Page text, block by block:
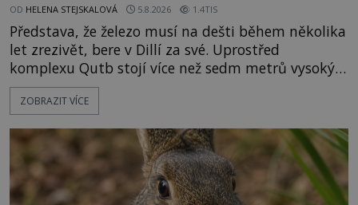
OD HELENA STEJSKALOVÁ 5.8.2026 1.4TIS
Představa, že železo musí na dešti během několika
let zrezivět, bere v Dillí za své. Uprostřed
komplexu Qutb stojí více než sedm metrů vysoký
železný sloup, který už přibližně 1 600 let odolává
počasí s jen nepatrnými stopami koroze. Jeho
ztracených technologiích či tajemných
materiálech. Moderní metalurgie však ukazuje, že
skutečné vysvětlení je ješt
ZOBRAZIT VÍCE